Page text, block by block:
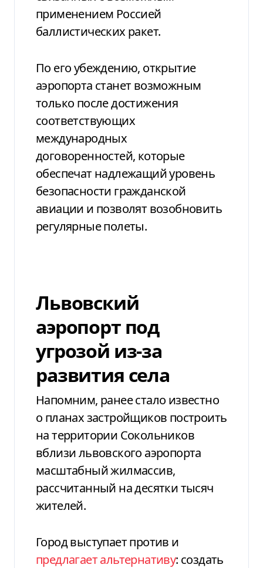
применением Россией
баллистических ракет.
По его убеждению, открытие
аэропорта станет возможным
только после достижения
соответствующих
международных
договоренностей, которые
обеспечат надлежащий уровень
безопасности гражданской
авиации и позволят возобновить
регулярные полеты.
Львовский
аэропорт под
угрозой из-за
развития села
Напомним, ранее стало известно
о планах застройщиков построить
на территории Сокольников
вблизи львовского аэропорта
масштабный жилмассив,
рассчитанный на десятки тысяч
жителей.
Город выступает против и
предлагает альтернативу: создать